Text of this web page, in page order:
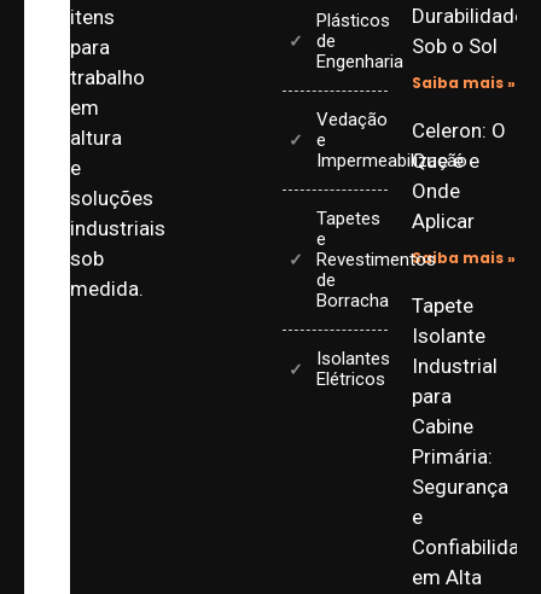
itens
para
trabalho
em
altura
e
soluções
industriais
sob
medida.
Plásticos
de
Engenharia
Vedação
e
Impermeabilização
Tapetes
e
Revestimentos
de
Borracha
Isolantes
Elétricos
Durabilidade
Sob o Sol
Saiba mais »
Celeron: O
Que é e
Onde
Aplicar
Saiba mais »
Tapete
Isolante
Industrial
para
Cabine
Primária:
Segurança
e
Confiabilidade
em Alta